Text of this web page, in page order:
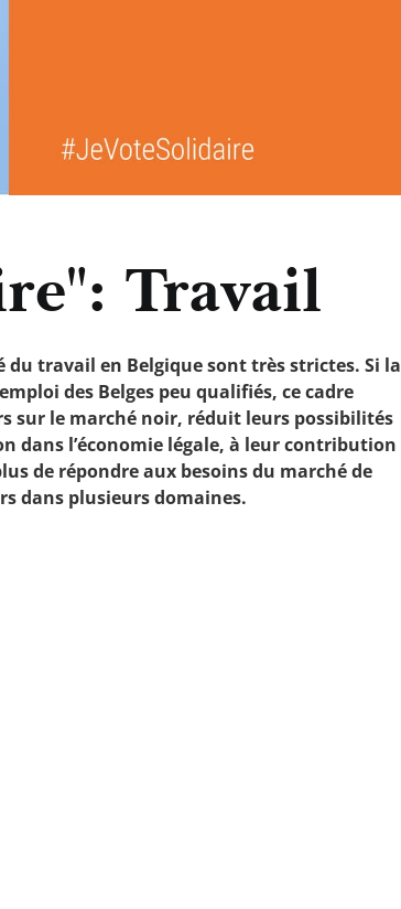
Travail
du travail en Belgique sont très strictes. Si la
des Belges peu qualifiés, ce cadre
sur le marché noir, réduit leurs possibilités
dans l’économie légale, à leur contribution
de répondre aux besoins du marché de
dans plusieurs domaines.